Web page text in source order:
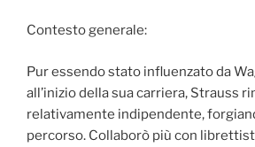
Contesto generale:
Pur essendo stato influenzato da
all’inizio della sua carriera, Strauss
relativamente indipendente,
percorso. Collaborò più con